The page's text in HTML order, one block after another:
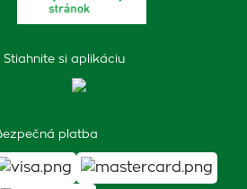
Stiahnite si aplikáciu
platba